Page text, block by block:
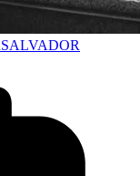
SALVADOR